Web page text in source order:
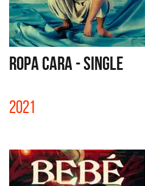
ROPA CARA - SINGLE
2021